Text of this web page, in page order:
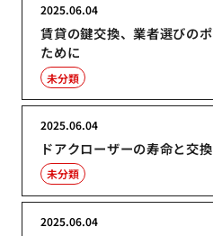
賃貸の鍵交換、業者選びの
ために
2025.06.04
未分類
ドアクローザーの寿命と交
2025.06.04
未分類
2025.06.04